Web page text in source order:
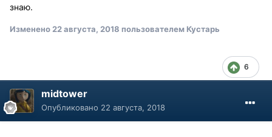
знаю.
Изменено22 августа, 2018 пользователем Кустарь
6
midtower
Опубликовано 22 августа, 2018